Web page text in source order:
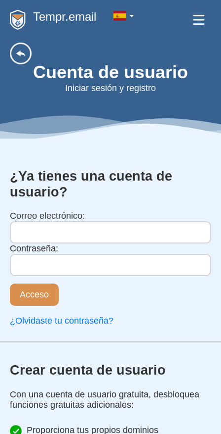
Tempr.email
Cuenta de usuario
Iniciar sesión y registro
¿Ya tienes una cuenta de
usuario?
Correo electrónico:
Contraseña:
Acceso
¿Olvidaste tu contraseña?
Crear cuenta de usuario
Con una cuenta de usuario gratuita, desbloquea
funciones gratuitas adicionales:
Proporciona tus propios dominios